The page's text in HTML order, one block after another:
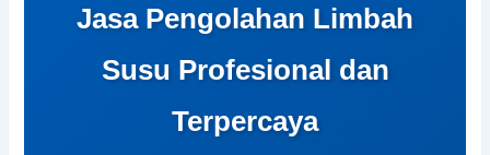
Jasa Pengolahan Limbah
Susu Profesional dan
Terpercaya